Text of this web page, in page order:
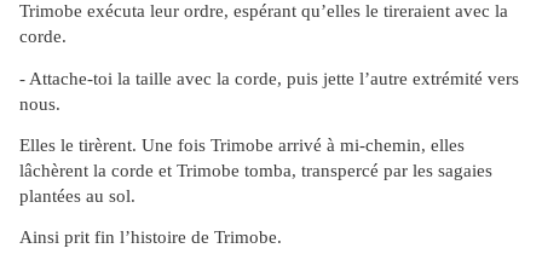
Trimobe exécuta leur ordre, espérant qu’elles le tireraient avec la
corde.
- Attache-toi la taille avec la corde, puis jette l’autre extrémité vers
nous.
Elles le tirèrent. Une fois Trimobe arrivé à mi-chemin, elles
lâchèrent la corde et Trimobe tomba, transpercé par les sagaies
plantées au sol.
Ainsi prit fin l’histoire de Trimobe.